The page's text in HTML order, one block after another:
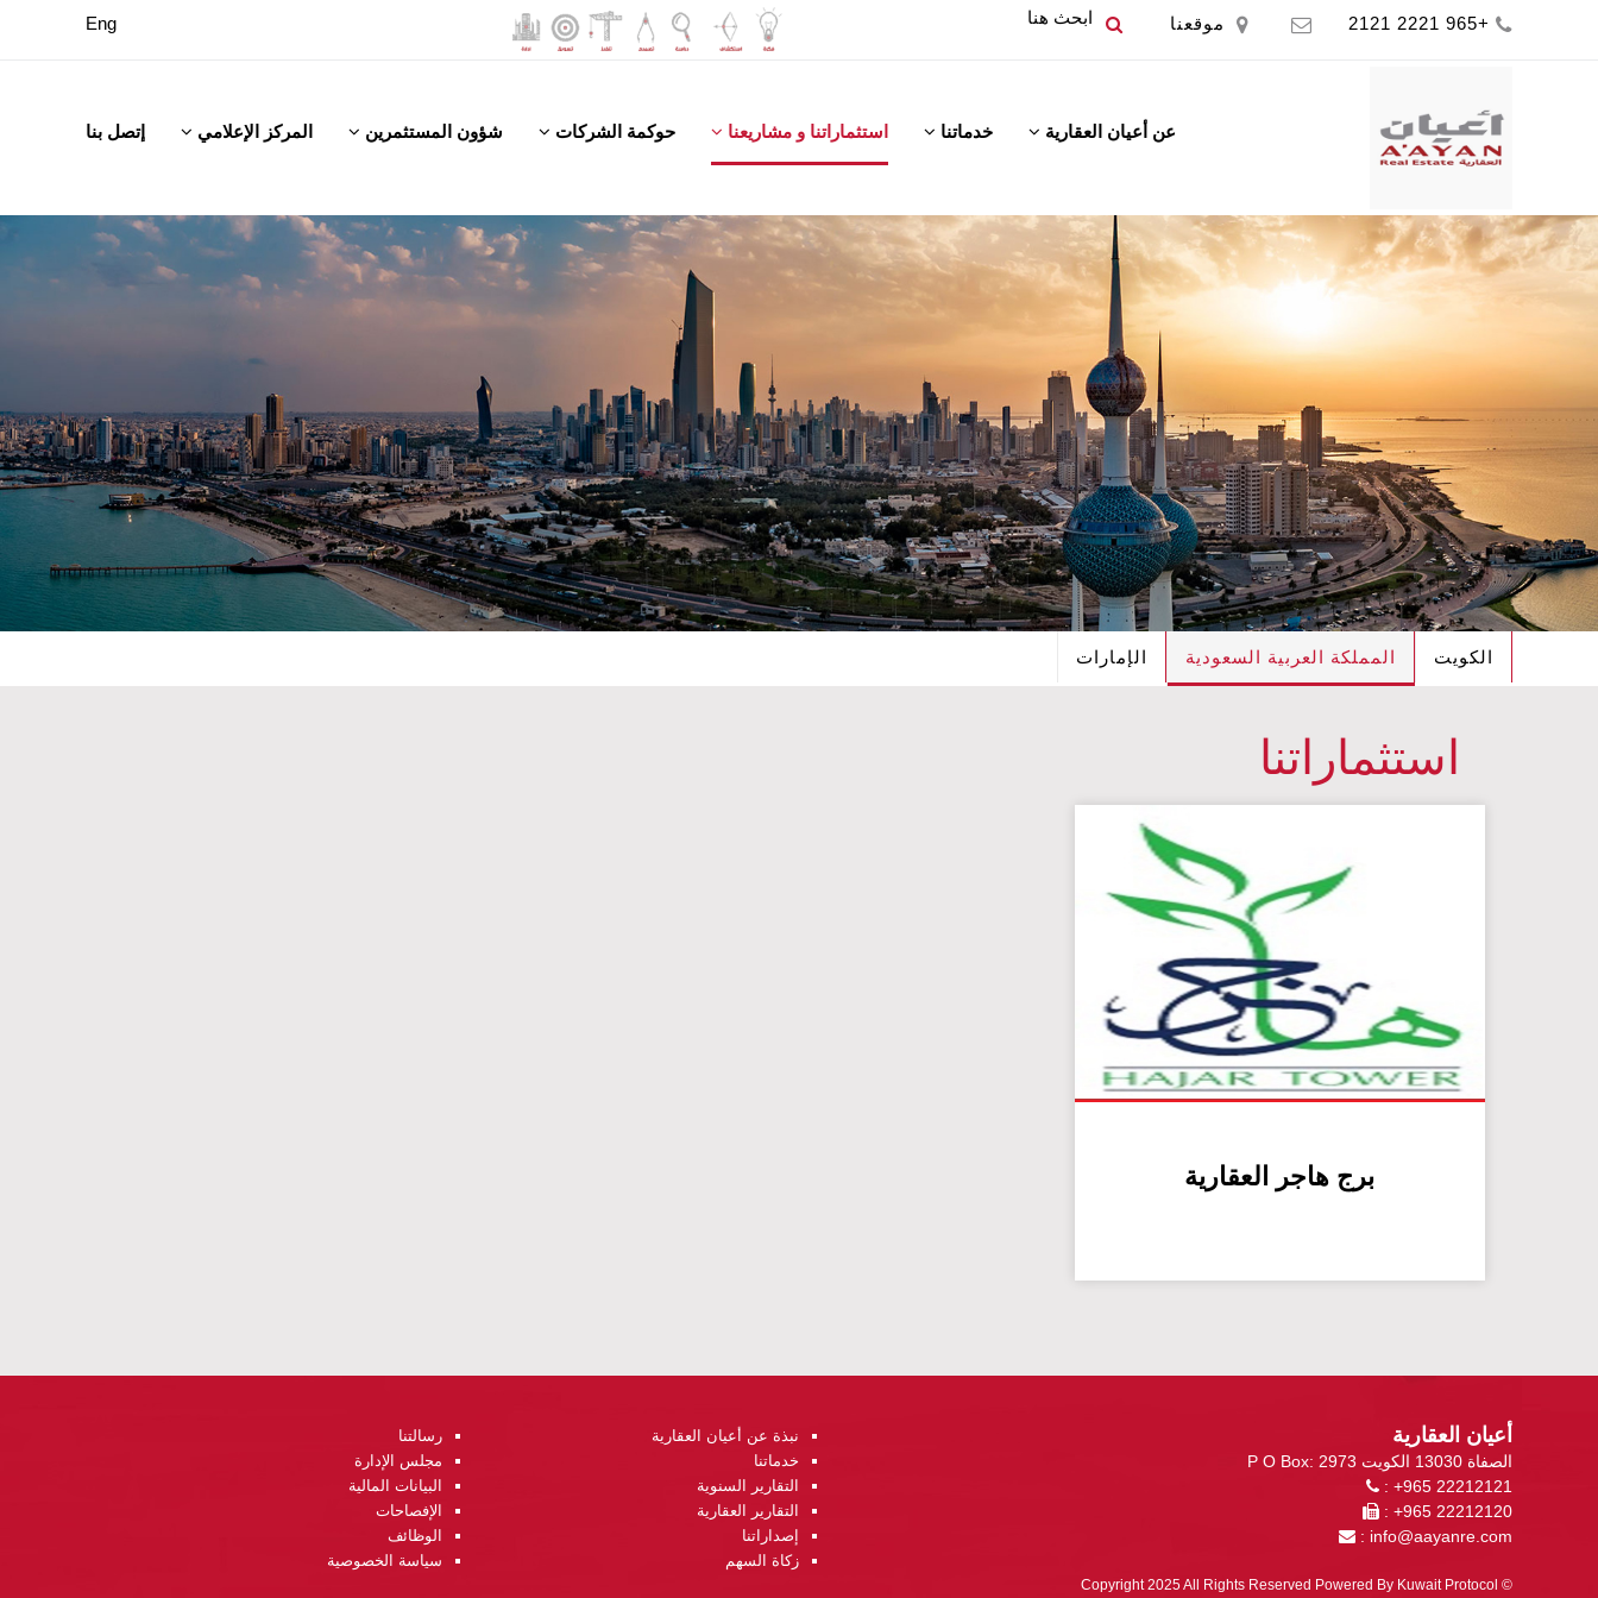
+965 2221 2121 موقعنا Eng
عن أعيان العقارية خدماتنا استثماراتنا و مشاريعنا حوكمة الشركات شؤون المستثمرين المركز الإعلامي إتصل بنا
الكويت المملكة العربية السعودية الإمارات
استثماراتنا
برج هاجر العقارية
أعيان العقارية
P O Box: 2973 الصفاة 13030 الكويت
: +965 22212121
: +965 22212120
: info@aayanre.com
نبذة عن أعيان العقارية
رسالتنا
خدماتنا
مجلس الإدارة
التقارير السنوية
البيانات المالية
التقارير العقارية
الإفصاحات
إصداراتنا
الوظائف
زكاة السهم
سياسة الخصوصية
© Copyright 2025 All Rights Reserved Powered By
Kuwait Protocol